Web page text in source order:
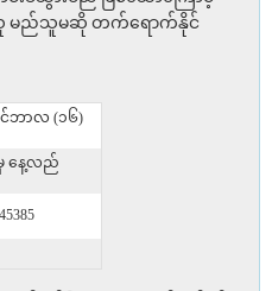
သူ မည်သူမဆို တက်ရောက်နိုင်
င်ဘာလ (၁၆)
နေ့လည်